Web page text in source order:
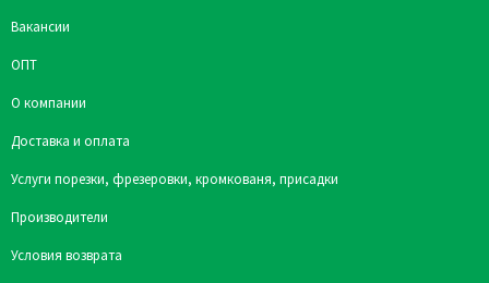
Вакансии
ОПТ
О компании
Доставка и оплата
Услуги порезки, фрезеровки, кромкованя, присадки
Производители
Условия возврата